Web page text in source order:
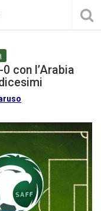
con l’Arabia